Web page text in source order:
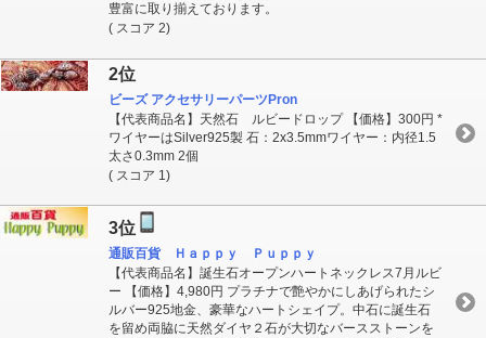
豊富に取り揃えております。
( スコア 2)
2位
ビーズ アクセサリーパーツPron
【代表商品名】天然石 ルビードロップ 【価格】300円 *
ワイヤーはSilver925製 石：2x3.5mmワイヤー：内径1.5
太さ0.3mm 2個
( スコア 1)
3位
通販百貨 Ｈａｐｐｙ Ｐｕｐｐｙ
【代表商品名】誕生石オープンハートネックレス7月ルビ
ー 【価格】4,980円 プラチナで艶やかにしあげられたシ
ルバー925地金、豪華なハートシェイプ。中石に誕生石
を留め両脇に天然ダイヤ２石が大切なバースストーンを